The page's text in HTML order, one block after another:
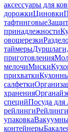
аксессуары для
дорожкиЦиновки
тафтинговые
принадлежности
овощерезки
таймеры
приготовления
мелочиМиски
прихватки
салфетки
хранения
специйПосуда для
рейлинги
упаковка
контейнеры